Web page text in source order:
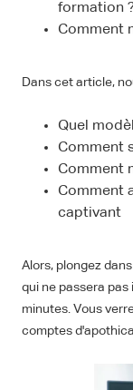
formation
Comment
Dans cet article,
Quel
Comment
Comment
Comment
captivant
Alors, plongez
qui ne passera
minutes. Vous
comptes